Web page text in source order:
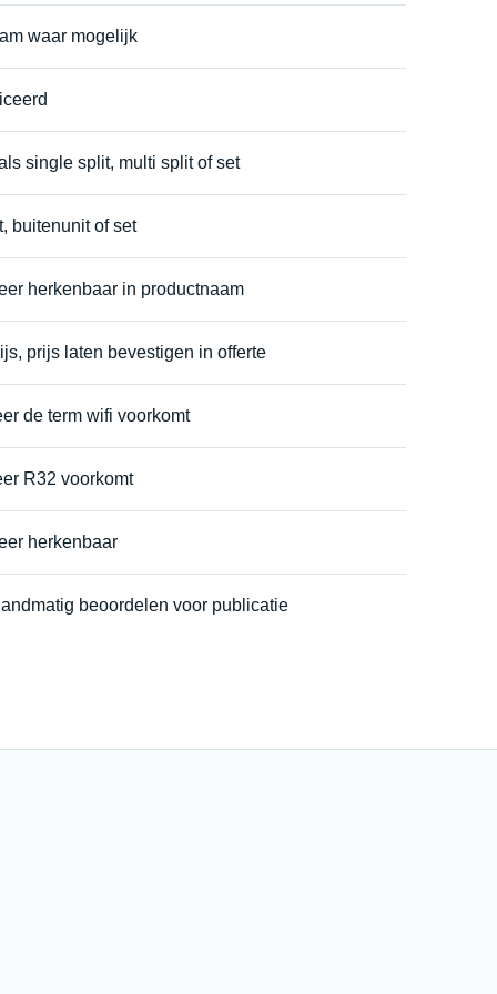
waar mogelijk
single split, multi split of set
buitenunit of set
herkenbaar in productnaam
prijs laten bevestigen in offerte
de term wifi voorkomt
R32 voorkomt
herkenbaar
beoordelen voor publicatie